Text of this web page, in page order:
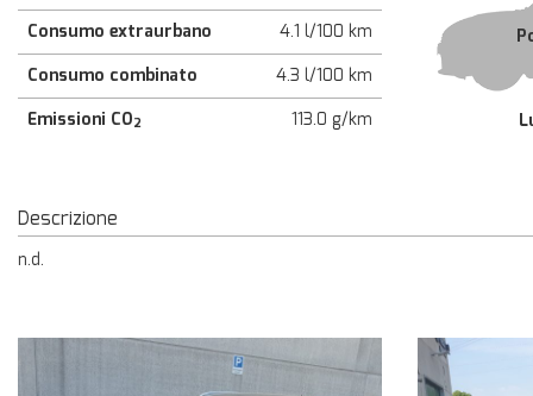
Consumo extraurbano
4.1 l/100 km
Consumo combinato
4.3 l/100 km
Emissioni CO2 113.0 g/km
Descrizione
n.d.
Cookie necessari
Cookie delle preferenze